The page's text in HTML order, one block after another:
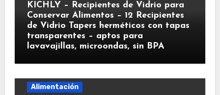
KICHLY – Recipientes de Vidrio para
Conservar Alimentos – 12 Recipientes
de Vidrio Tapers herméticos con tapas
transparentes – aptos para
lavavajillas, microondas, sin BPA
Alimentación